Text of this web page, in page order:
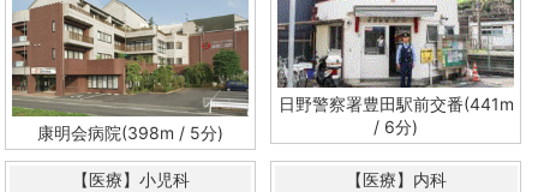
康明会病院(398m / 5分)
日野警察署豊田駅前交番(441m
/ 6分)
【医療】小児科 【医療】内科